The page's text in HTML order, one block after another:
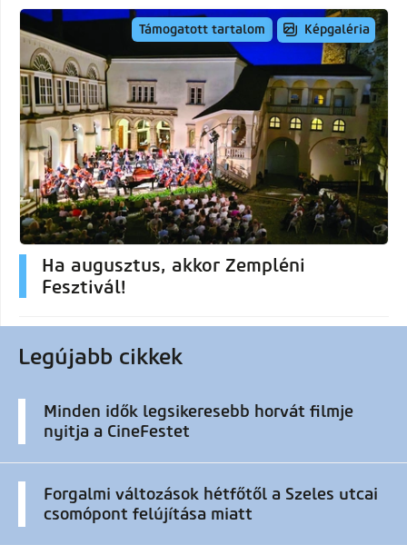
Támogatott tartalom Képgaléria
Ha augusztus, akkor Zempléni
Fesztivál!
Legújabb cikkek
Minden idők legsikeresebb horvát filmje
nyitja a CineFestet
Forgalmi változások hétfőtől a Szeles utcai
csomópont felújítása miatt